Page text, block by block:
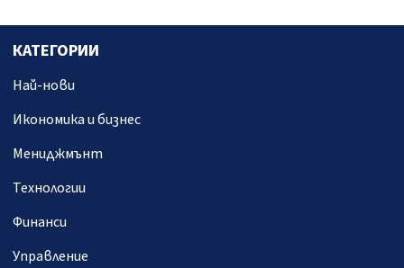
КАТЕГОРИИ
Най-нови
Икономика и бизнес
Мениджмънт
Технологии
Финанси
Управление